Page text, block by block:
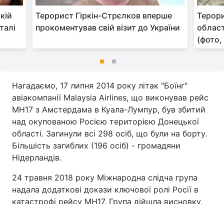
Терорист Гіркін-Стрєлков вперше
прокоментував свій візит до України
(фото,
Нагадаємо, 17 липня 2014 року літак "Боїнг"
авіакомпанії Malaysia Airlines, що виконував рейс
MH17 з Амстердама в Куала-Лумпур, був збитий
над окупованою Росією територією Донецької
області. Загинули всі 298 осіб, що були на борту.
Більшість загиблих (196 осіб) - громадяни
Нідерландів.
24 травня 2018 року Міжнародна слідча група
надала додаткові докази ключової ролі Росії в
катастрофі рейсу MH17. Група дійшла висновку,